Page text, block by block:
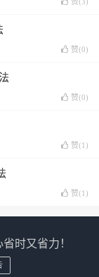
赞(0)
赞(0)
赞(1 )
赞(1 )
时又省力！